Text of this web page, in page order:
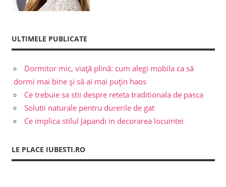
ULTIMELE PUBLICATE
Dormitor mic, viață plină: cum alegi mobila ca să
dormi mai bine și să ai mai puțin haos
Ce trebuie sa stii despre reteta traditionala de pasca
Solutii naturale pentru durerile de gat
Ce implica stilul Japandi in decorarea locuintei
LE PLACE IUBESTI.RO